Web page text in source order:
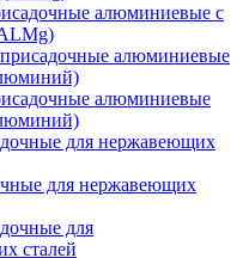
алюминиевые с
алюминиевые
для нержавеющих